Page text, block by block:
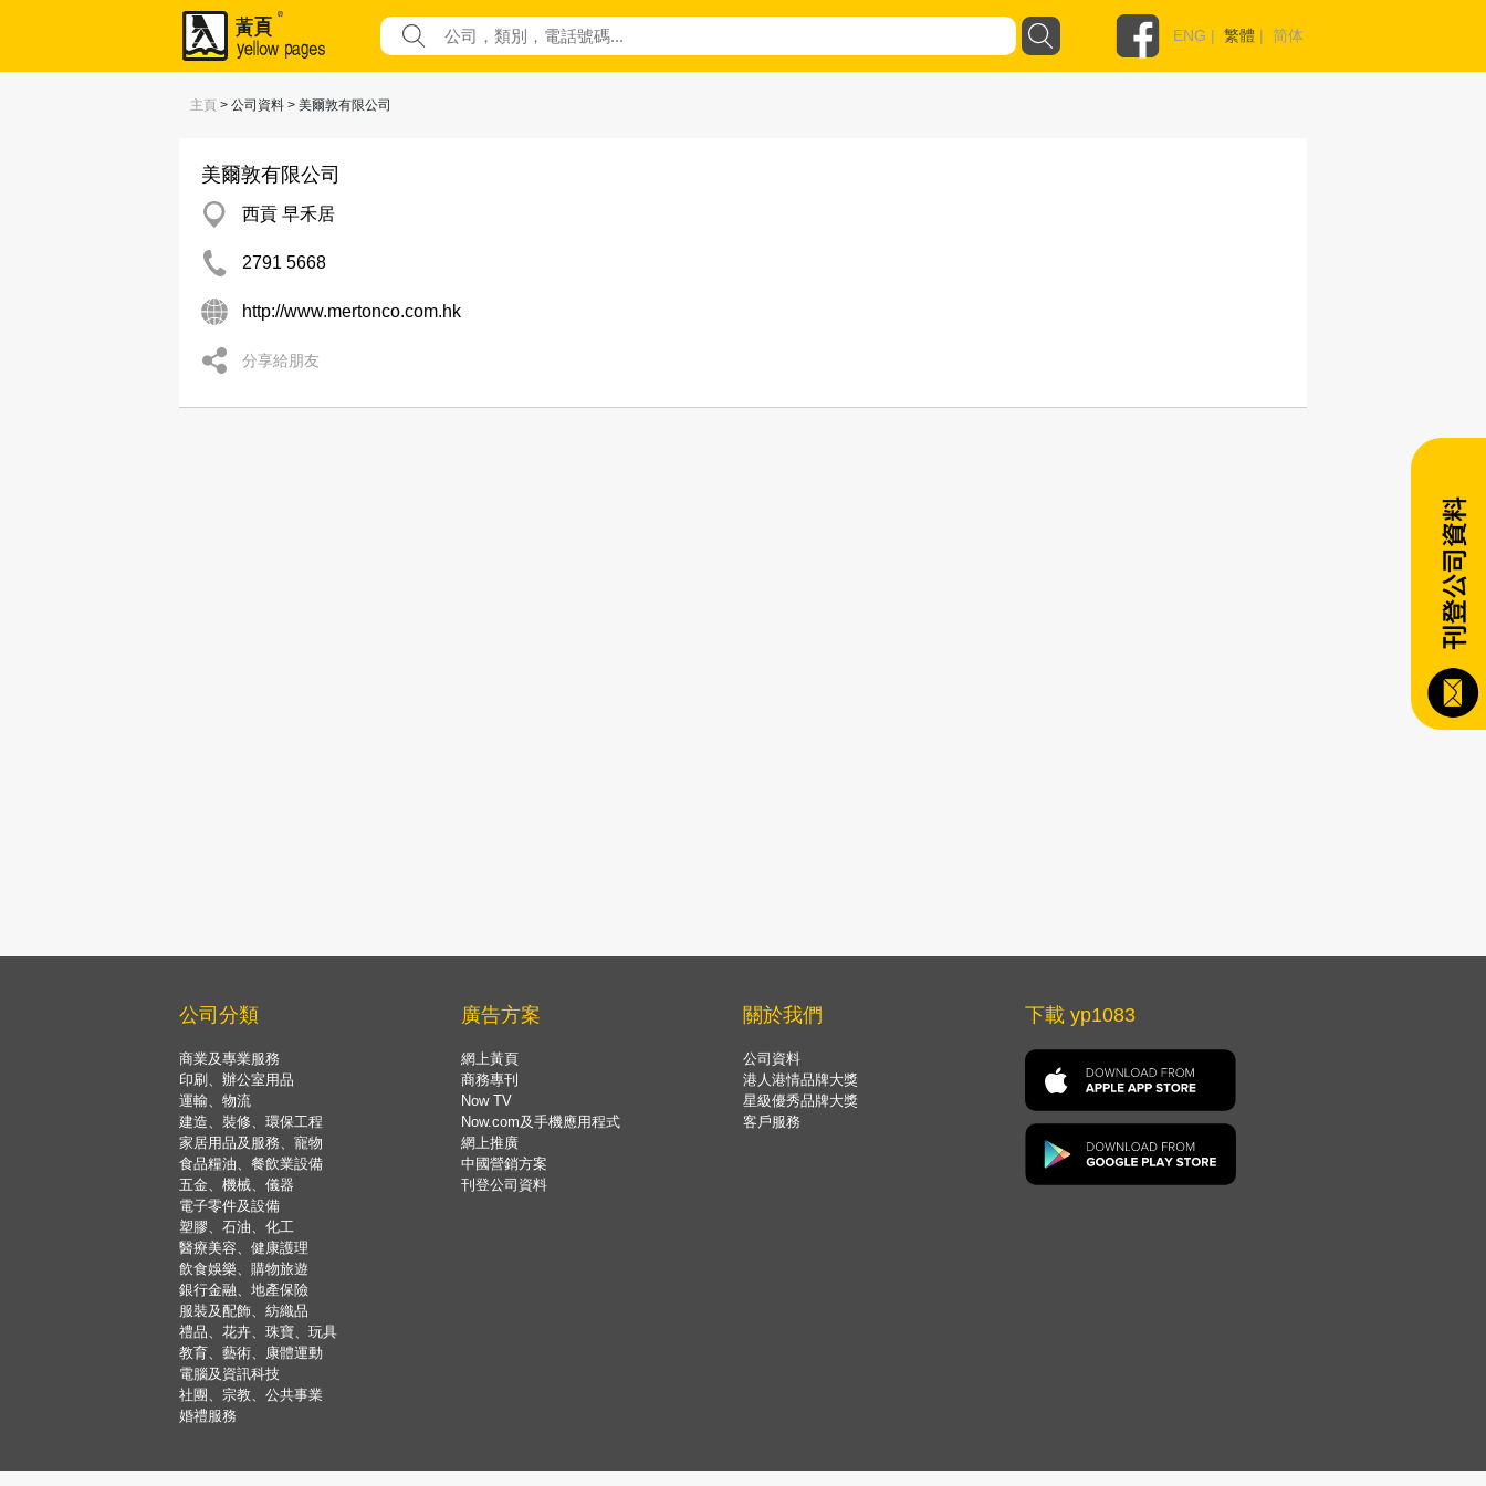
ENG | 繁體 | 简体
主頁 > 公司資料 > 美爾敦有限公司
美爾敦有限公司
西貢 早禾居
2791 5668
http://www.mertonco.com.hk
分享給朋友
公司分類
商業及專業服務
印刷、辦公室用品
運輸、物流
建造、裝修、環保工程
家居用品及服務、寵物
食品糧油、餐飲業設備
五金、機械、儀器
電子零件及設備
塑膠、石油、化工
醫療美容、健康護理
飲食娛樂、購物旅遊
銀行金融、地產保險
服裝及配飾、紡織品
禮品、花卉、珠寶、玩具
教育、藝術、康體運動
電腦及資訊科技
社團、宗教、公共事業
婚禮服務
廣告方案
網上黃頁
商務專刊
Now TV
Now.com及手機應用程式
網上推廣
中國營銷方案
刊登公司資料
關於我們
公司資料
港人港情品牌大獎
星級優秀品牌大獎
客戶服務
下載 yp1083